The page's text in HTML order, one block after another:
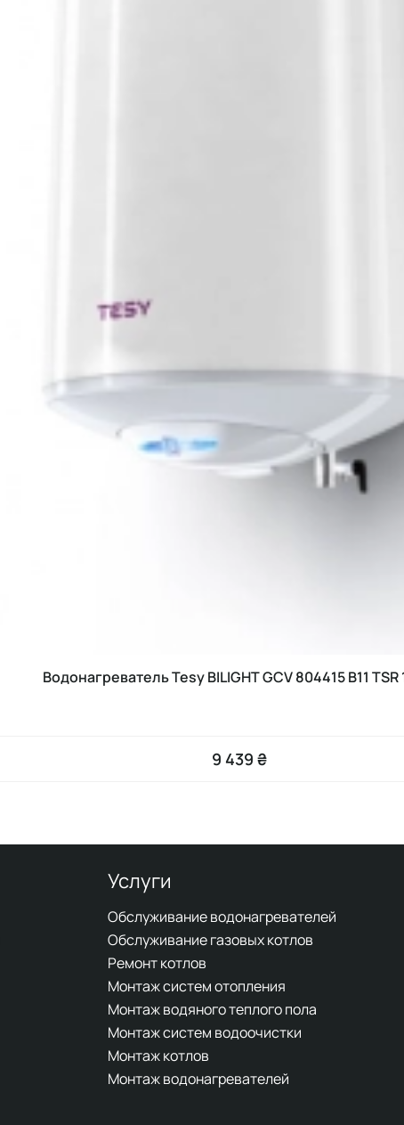
Водонагреватель Tesy BILIGHT GCV 804415 B11 TSR
9 439 ₴
Услуги
Обслуживание водонагревателей
Обслуживание газовых котлов
Ремонт котлов
Монтаж систем отопления
Монтаж водяного теплого пола
Монтаж систем водоочистки
Монтаж котлов
Монтаж водонагревателей